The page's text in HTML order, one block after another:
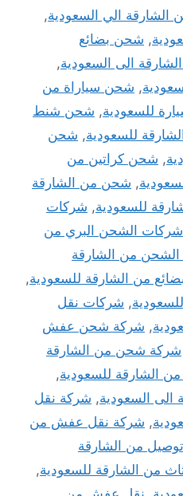
الي السعودية,
, شحن بضائع
الى السعودية,
, شحن سياراة من
للسعودية, شحن شنط
للسعودية, شحن
, شحن كراتين من
, شحن من الشارقة
للسعودية, شركات
شركات الشحن البري من
من الشارقة
من الشارقة للسعودية,
, شركات نقل
, شركة شحن عفش
شركة شحن من الشارقة
الشارقة للسعودية,
الى السعودية, شركة نقل
, شركة نقل عفش من
من الشارقة
من الشارقة للسعودية,